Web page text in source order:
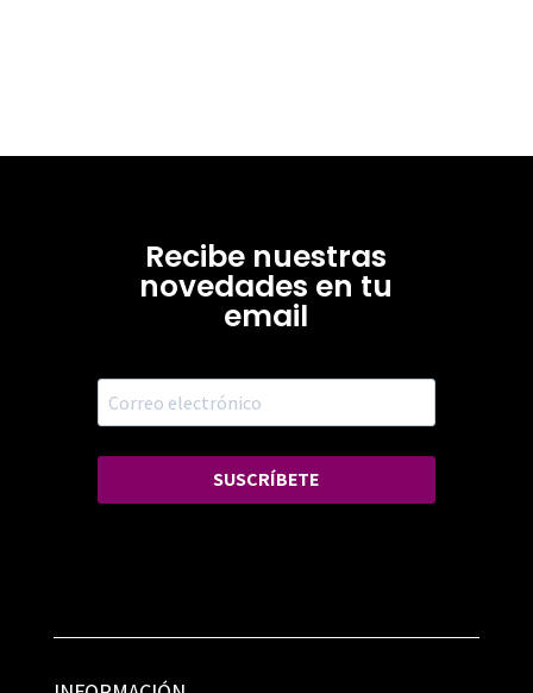
Recibe nuestras
novedades en tu
email
SUSCRÍBETE